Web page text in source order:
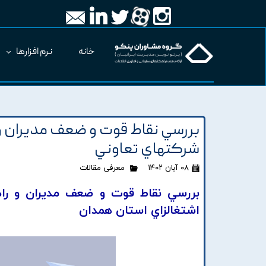
خانه نرم افزارها
بررسي نقاط قوت و ضعف مديران
شرکتهاي تعاوني
۰۸ آبان ۱۴۰۲ معرفی مقالات
بررسي نقاط قوت و ضعف مديران و
اشتغالزاي استان همدان